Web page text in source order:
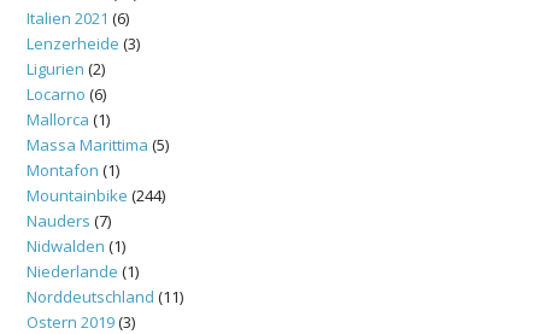
Italien 2021 (6)
Lenzerheide (3)
Ligurien (2)
Locarno (6)
Mallorca (1)
Massa Marittima (5)
Montafon (1)
Mountainbike (244)
Nauders (7)
Nidwalden (1)
Niederlande (1)
Norddeutschland (11)
Ostern 2019(3)